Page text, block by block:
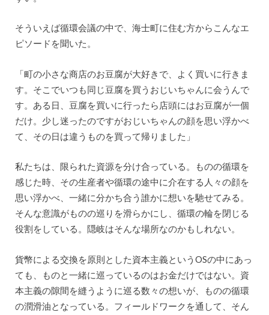
そういえば循環会議の中で、海士町に住む方からこんなエ
ピソードを聞いた。
「町の小さな商店のお豆腐が大好きで、よく買いに行きま
す。そこでいつも同じ豆腐を買うおじいちゃんに会うんで
す。ある日、豆腐を買いに行ったら店頭にはお豆腐が一個
だけ。少し迷ったのですがおじいちゃんの顔を思い浮かべ
て、その日は違うものを買って帰りました」
私たちは、限られた資源を分け合っている。ものの循環を
感じた時、その生産者や循環の途中に介在する人々の顔を
思い浮かべ、一緒に分かち合う誰かに想いを馳せてみる。
そんな意識がものの巡りを滑らかにし、循環の輪を閉じる
役割をしている。隠岐はそんな場所なのかもしれない。
貨幣による交換を原則とした資本主義というOSの中にあっ
ても、ものと一緒に巡っているのはお金だけではない。資
本主義の隙間を縫うように巡る数々の想いが、ものの循環
の潤滑油となっている。フィールドワークを通して、そん